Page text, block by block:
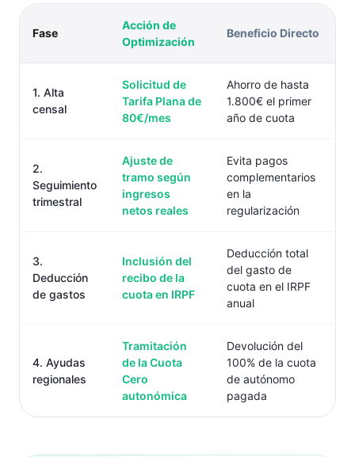
Fase
Acción de
Optimización
Beneficio Directo
1. Alta
censal
Solicitud de
Tarifa Plana de
80€/mes
Ahorro de hasta
1.800€ el primer
año de cuota
2.
Seguimiento
trimestral
Ajuste de
tramo según
ingresos
netos reales
Evita pagos
complementarios
en la
regularización
3.
Deducción
de gastos
Inclusión del
recibo de la
cuota en IRPF
Deducción total
del gasto de
cuota en el IRPF
anual
4. Ayudas
regionales
Tramitación
de la Cuota
Cero
autonómica
Devolución del
100% de la cuota
de autónomo
pagada